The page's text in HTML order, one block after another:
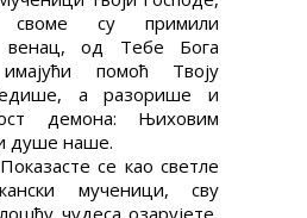
су примили
венац, од Тебе Бога
помоћ Твоју
а разорише и
демона: Њиховим
душе наше.
се као светле
мученици, сву
чудеса озарујете,